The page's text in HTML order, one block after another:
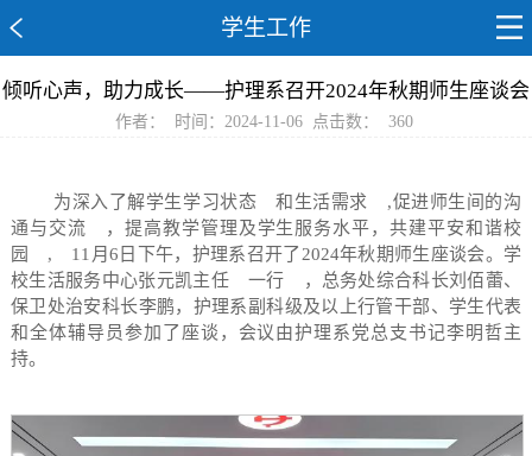
学生工作
倾听心声，助力成长——护理系召开2024年秋期师生座谈会
作者： 时间：2024-11-06 点击数： 360
为深入了解学生学习状态 和生活需求
,促进师生间的沟
通与交流
，提高教学管理及学生服务水平，共建平安和谐校
园
,
11月6日下午，护理系召开了2024年秋期师生座谈会。学
校生活服务中心张元凯主任
一行
，总务处综合科长刘佰蕾、
保卫处治安科长李鹏，护理系副科级及以上行管干部、学生代表
和全体辅导员参加了座谈，会议由护理系党总支书记李明哲主
持。